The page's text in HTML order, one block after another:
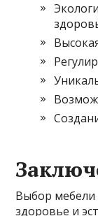
Выбор мебели
здоровье и